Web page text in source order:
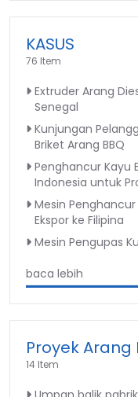
KASUS
76 Item
Extruder Arang
Senegal
Kunjungan
Briket Arang BBQ
Penghancur Kayu
Indonesia untuk
Mesin
Ekspor ke Filipina
Mesin Pengupas
baca lebih
Proyek Arang
14 Item